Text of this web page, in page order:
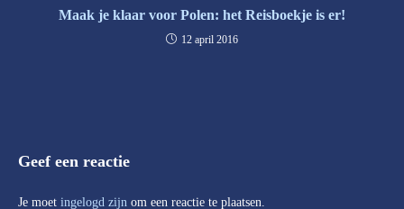
Maak je klaar voor Polen: het Reisboekje is er!
12 april 2016
Geef een reactie
Je moet ingelogd zijn om een reactie te plaatsen.